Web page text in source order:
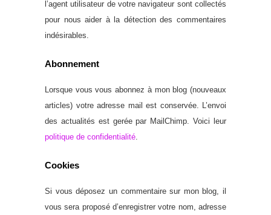
l’agent utilisateur de votre navigateur sont collectés
pour nous aider à la détection des commentaires
indésirables.
Abonnement
Lorsque vous vous abonnez à mon blog (nouveaux
articles) votre adresse mail est conservée. L’envoi
des actualités est gerée par MailChimp. Voici leur
politique de confidentialité.
Cookies
Si vous déposez un commentaire sur mon blog, il
vous sera proposé d’enregistrer votre nom, adresse